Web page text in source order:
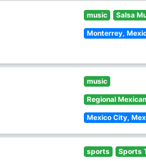
music Salsa
Monterrey,
music
Regional
Mexico City,
sports Sports